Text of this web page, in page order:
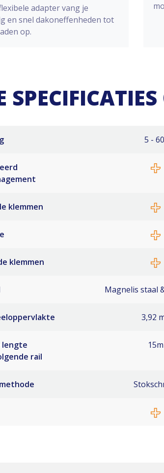
adapter vang je
en snel dakoneffenheden tot
op.
SPECIFICATIES
5 -
klemmen
klemmen
Magnelis staal
3,92
lengte
rail
15m